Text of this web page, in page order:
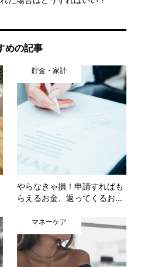
めの記事
貯金・家計
やらなきゃ損！申請すればも
らえるお金、返ってくるお...
マネーケア